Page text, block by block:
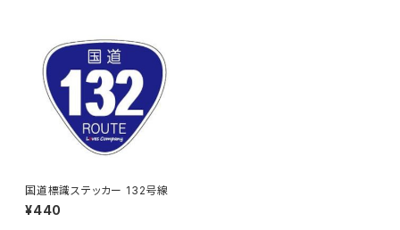
国道標識ステッカー 132号線
¥440